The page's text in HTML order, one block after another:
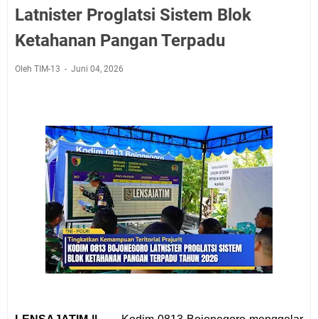
Latnister Proglatsi Sistem Blok
Ketahanan Pangan Terpadu
Oleh TIM-13 Juni 04, 2026